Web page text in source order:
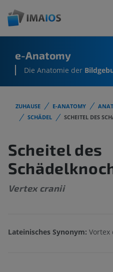
e-Anatomy
Die Anatomie der
ZUHAUSE E-ANATOMY
SCHÄDEL
SCHEITEL DES
Scheitel des
Vertex cranii
Lateinisches Synonym: Vortex